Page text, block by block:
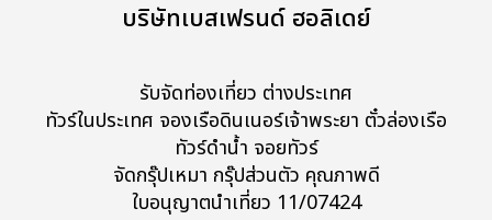
บริษัทเบสเฟรนด์ ฮอลิเดย์
รับจัดท่องเที่ยว ต่างประเทศ
ทัวร์ในประเทศ จองเรือดินเนอร์เจ้าพระยา ตั๋วล่องเรือ
ทัวร์ดำน้ำ จอยทัวร์
จัดกรุ๊ปเหมา กรุ๊ปส่วนตัว คุณภาพดี
ใบอนุญาตนำเที่ยว 11/07424